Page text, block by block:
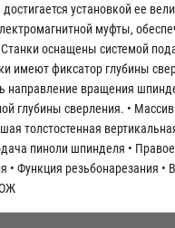
установкой ее
муфты,
оснащены системой
имеют фиксатор глубины
направление вращения
глубины сверления. •
толстостенная
пиноли шпинделя •
Функция резьбонарезания •